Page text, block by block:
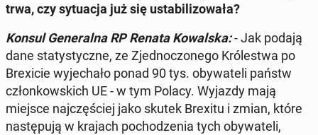
trwa, czy sy­tu­acja już się usta­bi­li­zo­wa­ła?
Konsul Ge­ne­ral­na RP Renata Ko­wal­ska:- Jak podają
dane sta­ty­stycz­ne, ze Zjed­no­czo­ne­go Kró­le­stwa po
Bre­xi­cie wy­je­cha­ło ponad 90 tys. oby­wa­te­li państw
człon­kow­skich UE - w tym Polacy. Wyjazdy mają
miejsce naj­czę­ściej jako skutek Brexitu i zmian, które
na­stę­pu­ją w krajach po­cho­dze­nia tych oby­wa­te­li,